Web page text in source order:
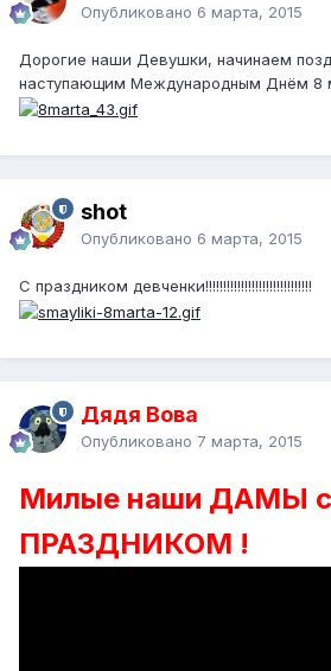
Опубликовано 6 марта, 2015
Дорогие наши Девушки, начинаем
наступающим Международным Днём 8
shot
Опубликовано 6 марта, 2015
С праздником девченки!!!!!!!!!!!!!!!!!!!!!!!!!!!!!!
Дядя Вова
Опубликовано 7 марта, 2015
Милые наши ДАМЫ с
ПРАЗДНИКОМ !